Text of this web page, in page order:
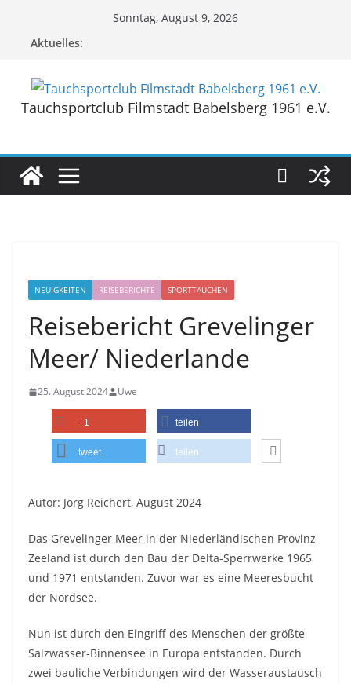
Sonntag, August 9, 2026
Aktuelles:
Tauchsportclub Filmstadt Babelsberg 1961 e.V.
NEUIGKEITEN REISEBERICHTE SPORTTAUCHEN
Reisebericht Grevelinger
Meer/ Niederlande
25. August 2024 Uwe
+1 teilen
tweet teilen
Autor: Jörg Reichert, August 2024
Das Grevelinger Meer in der Niederländischen Provinz
Zeeland ist durch den Bau der Delta-Sperrwerke 1965
und 1971 entstanden. Zuvor war es eine Meeresbucht
der Nordsee.
Nun ist durch den Eingriff des Menschen der größte
Salzwasser-Binnensee in Europa entstanden. Durch
zwei bauliche Verbindungen wird der Wasseraustausch